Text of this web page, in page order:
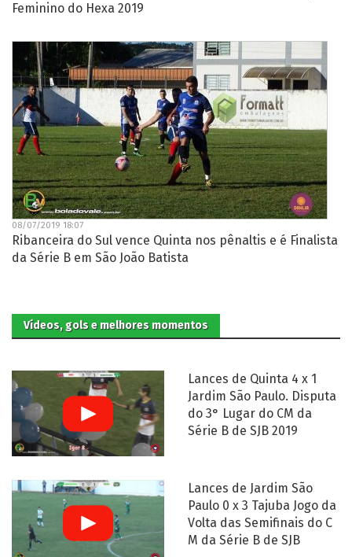
Feminino do Hexa 2019
08/07/2019 18:07
Ribanceira do Sul vence Quinta nos pênaltis e é Finalista
da Série B em São João Batista
Vídeos, gols e melhores momentos
Lances de Quinta 4 x 1
Jardim São Paulo. Disputa
do 3° Lugar do CM da
Série B de SJB 2019
Lances de Jardim São
Paulo 0 x 3 Tajuba Jogo da
Volta das Semifinais do C
M da Série B de SJB